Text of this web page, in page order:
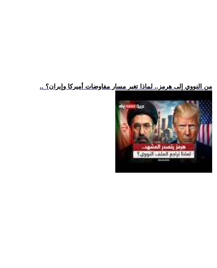
.. من النووي إلى هرمز.. لماذا تغير مسار مفاوضات أميركا وإيران؟